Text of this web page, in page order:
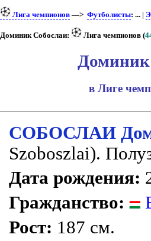
Лига чемпионов—> Футболисты: ... |
Доминик Собослаи: Лига чемпионов (
в Лиге
СОБОСЛАИ
Szoboszlai).
Дата рождения:
Гражданство:
Рост: 187 см.